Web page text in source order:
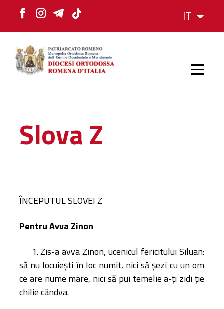
IT
STORIA
Decanati
Monasteri,
chiese e
Slova Z
ÎNCEPUTUL SLOVEI Z
Pentru Avva Zinon
1. Zis-a avva Zinon, ucenicul fericitului Siluan:
să nu locuieşti în loc numit, nici să şezi cu un om
ce are nume mare, nici să pui temelie a-ţi zidi ţie
chilie cândva.